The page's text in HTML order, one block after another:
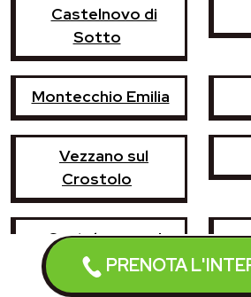
PRENOTA
Castelnovo di
Sotto
Montecchio Emilia
Vezzano sul
Crostolo
Castelnovo ne'
Monti